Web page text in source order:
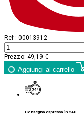
Ref : 00013912
Prezzo: 49,19 €
Aggiungi al carrello
Consegna espressa in 24H